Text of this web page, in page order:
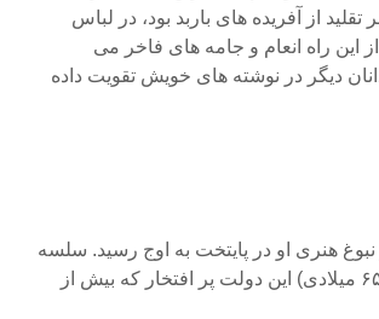
از آفریده های باربد بود، در لباس
این راه انعام و جامه های فاخر می
دیگر در نوشته های خویش تقویت داده
نبوغ هنری او در پایتخت به اوج رسید. سلسه
ساسانی در زمان یزدگرد سوم آخرین نماینده (۶۳۲-۶۵۲ میلادی) این دولت پر افتخار که بیش از